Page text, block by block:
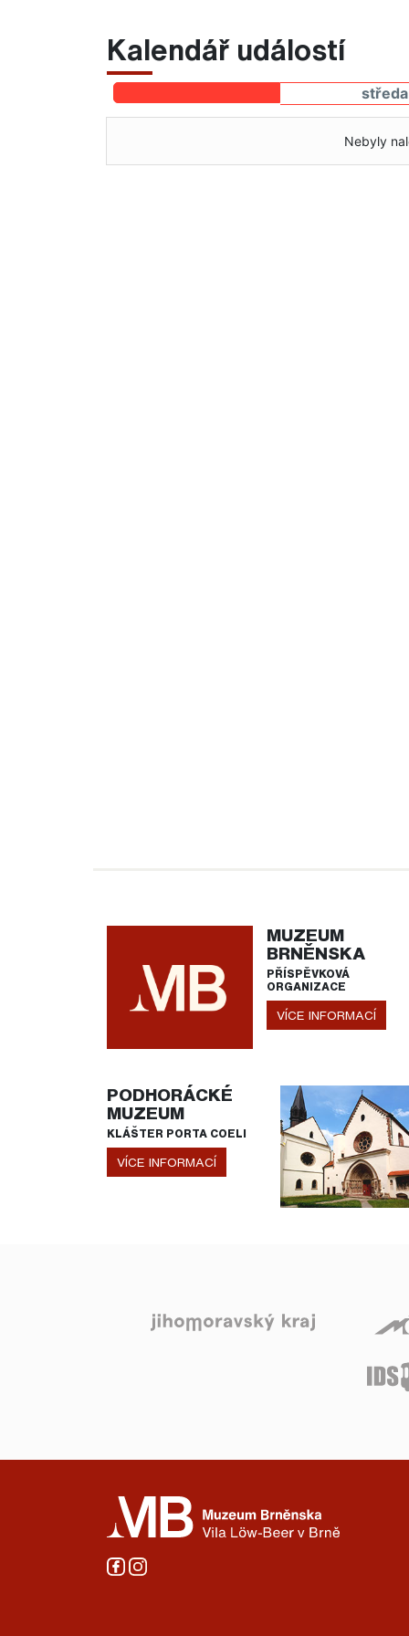
Kalendář událostí
Nebyly
MUZEUM
BRNĚNSKA
PŘÍSPĚVKOVÁ
ORGANIZACE
VÍCE INFORMACÍ
PODHORÁCKÉ
MUZEUM
KLÁŠTER PORTA COELI
VÍCE INFORMACÍ